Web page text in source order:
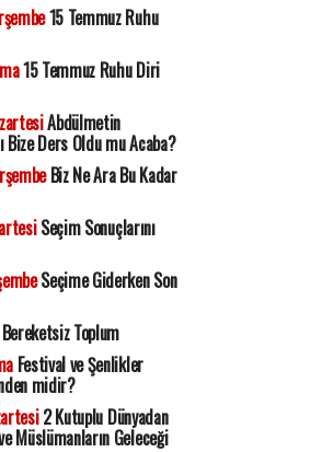
15 Temmuz Ruhu
15 Temmuz Ruhu Diri
Abdülmetin
Bize Ders Oldu mu Acaba?
Biz Ne Ara Bu Kadar
Seçim Sonuçlarını
Seçime Giderken Son
Toplum
Festival ve Şenlikler
midir?
2 Kutuplu Dünyadan
Müslümanların Geleceği